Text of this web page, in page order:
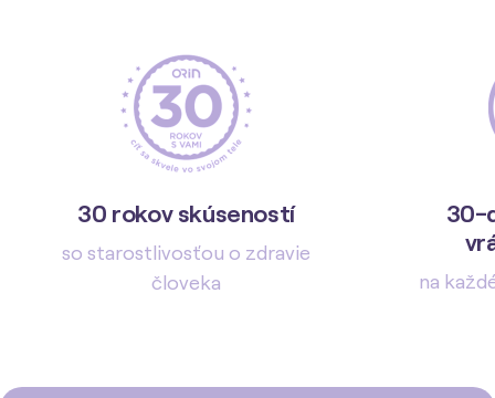
30 rokov skúseností
so starostlivosťou o zdravie
človeka
30-
na